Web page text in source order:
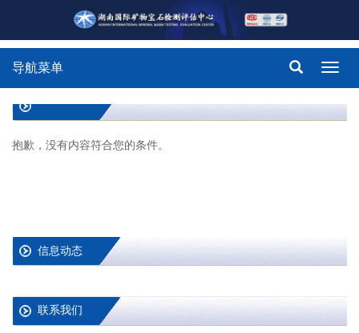
导航菜单
抱歉，没有内容符合您的条件。
信息动态
联系我们